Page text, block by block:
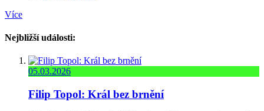
Více
Nejbližší události:
05.03.2026
Filip Topol: Král bez brnění